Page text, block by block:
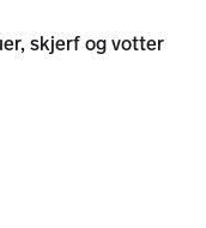
skjerf og votter